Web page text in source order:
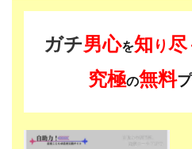
ガチ男心を知 り尽
究極の無料